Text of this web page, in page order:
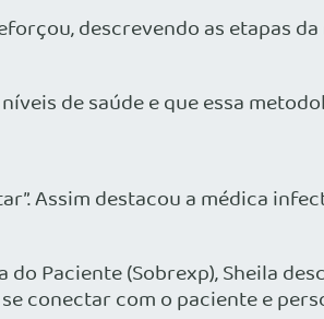
descrevendo as etapas
de saúde e que essa
Assim destacou a médica
Paciente (Sobrexp), Sheila
conectar com o paciente e